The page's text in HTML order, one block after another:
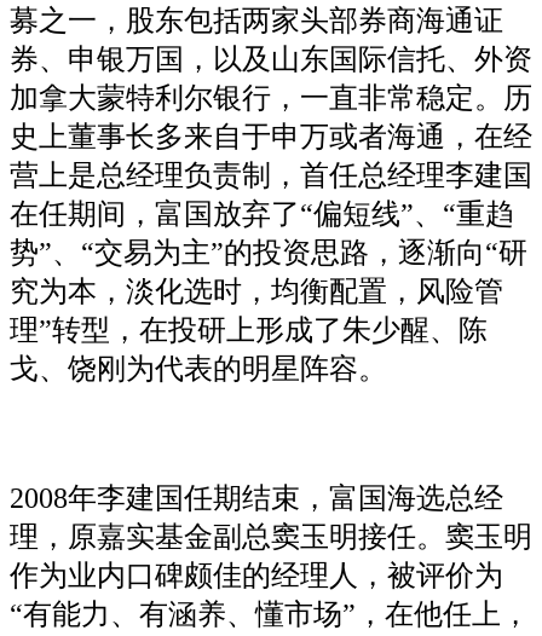
募之一，股东包括两家头部券商海通证
券、申银万国，以及山东国际信托、外资
加拿大蒙特利尔银行，一直非常稳定。历
史上董事长多来自于申万或者海通，在经
营上是总经理负责制，首任总经理李建国
在任期间，富国放弃了“偏短线”、“重趋
势”、“交易为主”的投资思路，逐渐向“研
究为本，淡化选时，均衡配置，风险管
理”转型，在投研上形成了朱少醒、陈
戈、饶刚为代表的明星阵容。
2008年李建国任期结束，富国海选总经
理，原嘉实基金副总窦玉明接任。窦玉明
作为业内口碑颇佳的经理人，被评价为
“有能力、有涵养、懂市场”，在他任上，